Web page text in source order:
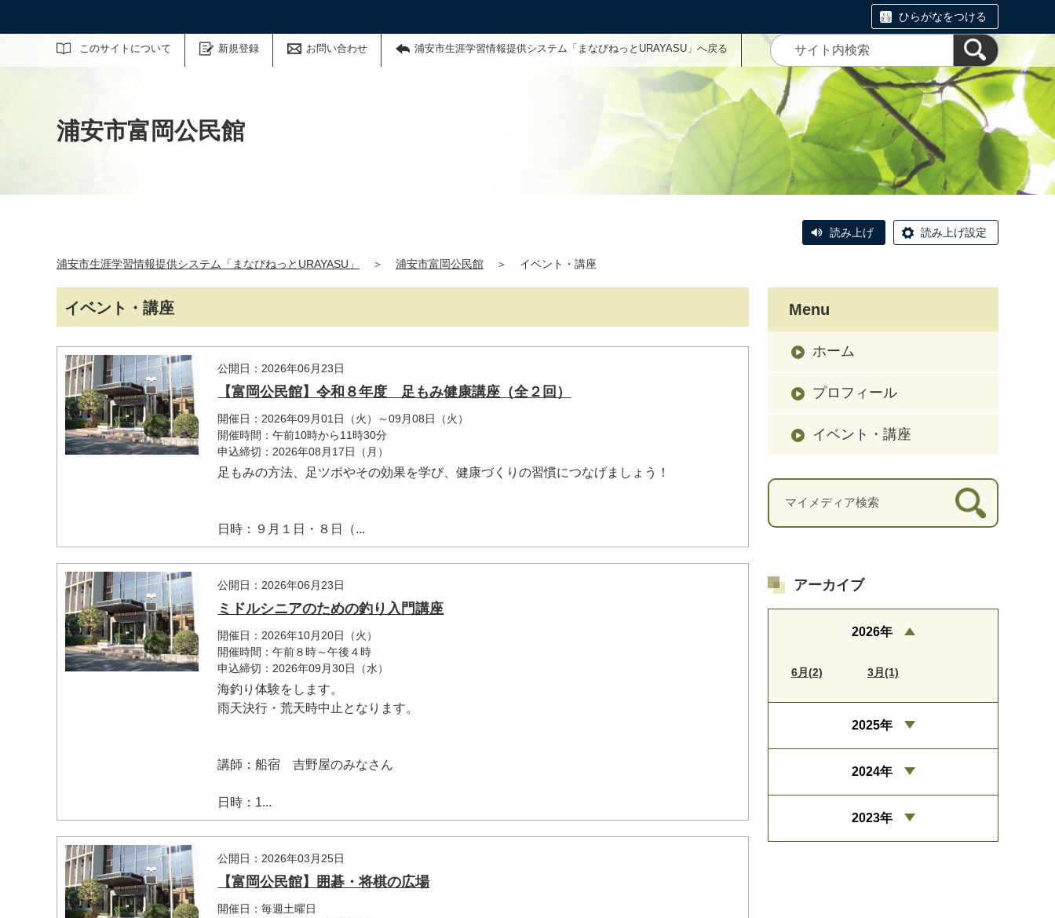
ひらがなをつける
このサイトについて 新規登録 お問い合わせ 浦安市生涯学習情報提供システム「まなびねっとURAYASU」へ戻る
サイト内検索
浦安市富岡公民館
読み上げ 読み上げ設定
浦安市生涯学習情報提供システム「まなびねっとURAYASU」 ＞ 浦安市富岡公民館 ＞ イベント・講座
イベント・講座
公開日：2026年06月23日
【富岡公民館】令和８年度 足もみ健康講座（全２回）
開催日：2026年09月01日（火）～09月08日（火）
開催時間：午前10時から11時30分
申込締切：2026年08月17日（月）
足もみの方法、足ツボやその効果を学び、健康づくりの習慣につなげましょう！
日時：９月１日・８日（...
公開日：2026年06月23日
ミドルシニアのための釣り入門講座
開催日：2026年10月20日（火）
開催時間：午前８時～午後４時
申込締切：2026年09月30日（水）
海釣り体験をします。
雨天決行・荒天時中止となります。
講師：船宿 吉野屋のみなさん
日時：1...
公開日：2026年03月25日
【富岡公民館】囲碁・将棋の広場
開催日：毎週土曜日
Menu
ホーム
プロフィール
イベント・講座
アーカイブ
2026年
6月(2) 3月(1)
2025年
2024年
2023年